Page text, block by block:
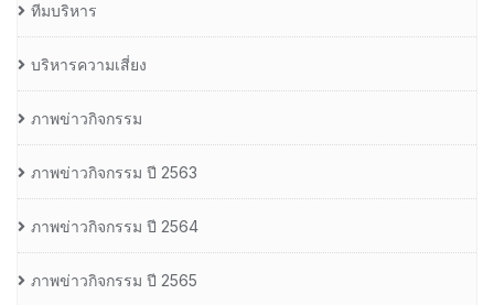
ทีมบริหาร
บริหารความเสี่ยง
ภาพข่าวกิจกรรม
ภาพข่าวกิจกรรม ปี 2563
ภาพข่าวกิจกรรม ปี 2564
ภาพข่าวกิจกรรม ปี 2565